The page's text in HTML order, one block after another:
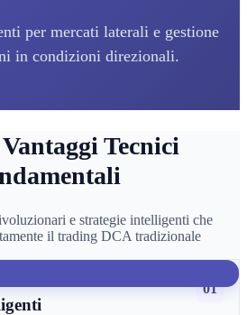
per mercati laterali e gestione
in condizioni direzionali.
Tecnici
e strategie intelligenti che
il trading DCA tradizionale
01